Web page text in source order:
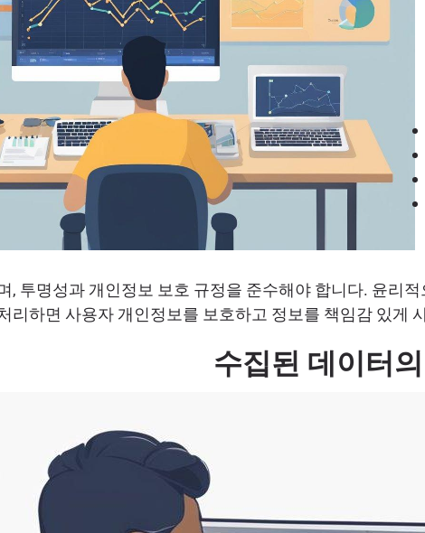
, 투명성과 개인정보 보호 규정을 준수해야 합니다. 윤리
리하면 사용자 개인정보를 보호하고 정보를 책임감 있게
수집된 데이터